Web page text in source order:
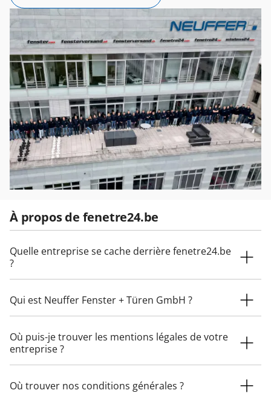
À propos de fenetre24.be
Quelle entreprise se cache derrière fenetre24.be
?
Qui est Neuffer Fenster + Türen GmbH ?
Où puis-je trouver les mentions légales de votre
entreprise ?
Où trouver nos conditions générales ?